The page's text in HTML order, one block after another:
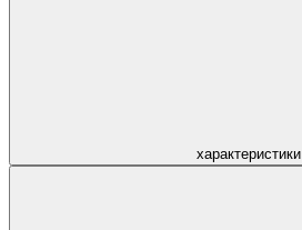
характеристики